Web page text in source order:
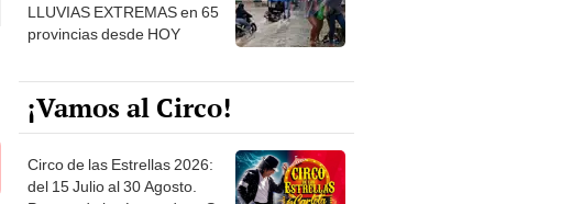
LLUVIAS EXTREMAS en 65
provincias desde HOY
¡Vamos al Circo!
Circo de las Estrellas 2026:
del 15 Julio al 30 Agosto.